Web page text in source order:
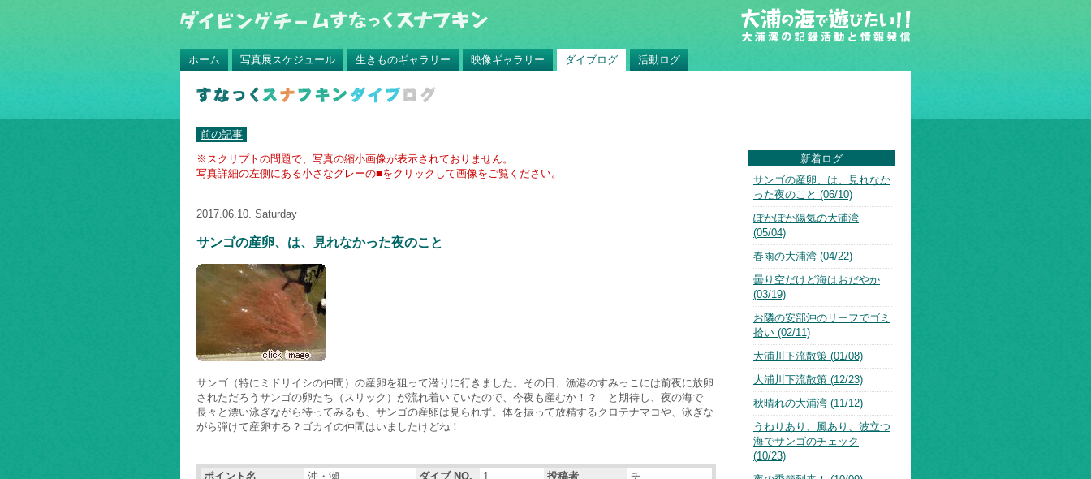
ホーム 写真展スケジュール 生きものギャラリー 映像ギャラリー ダイブログ 活動ログ
前の記事
※スクリプトの問題で、写真の縮小画像が表示されておりません。
写真詳細の左側にある小さなグレーの■をクリックして画像をご覧ください。
2017.06.10. Saturday
サンゴの産卵、は、見れなかった夜のこと
サンゴ（特にミドリイシの仲間）の産卵を狙って潜りに行きました。その日、漁港のすみっこには前夜に放卵
されただろうサンゴの卵たち（スリック）が流れ着いていたので、今夜も産むか！？ と期待し、夜の海で
長々と漂い泳ぎながら待ってみるも、サンゴの産卵は見られず。体を振って放精するクロテナマコや、泳ぎな
がら弾けて産卵する？ゴカイの仲間はいましたけどね！
ポイント名 沖・瀬 ダイブ NO. 1 投稿者
チ
新着ログ
サンゴの産卵、は、見れなか
った夜のこと (06/10)
ぽかぽか陽気の大浦湾
(05/04)
春雨の大浦湾 (04/22)
曇り空だけど海はおだやか
(03/19)
お隣の安部沖のリーフでゴミ
拾い (02/11)
大浦川下流散策 (01/08)
大浦川下流散策 (12/23)
秋晴れの大浦湾 (11/12)
うねりあり、風あり、波立つ
海でサンゴのチェック
(10/23)